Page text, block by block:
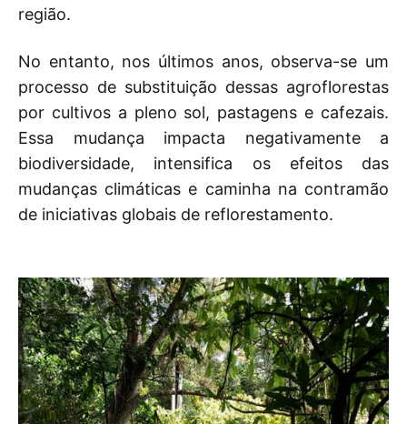
região.
No entanto, nos últimos anos, observa-se um
processo de substituição dessas agroflorestas
por cultivos a pleno sol, pastagens e cafezais.
Essa mudança impacta negativamente a
biodiversidade, intensifica os efeitos das
mudanças climáticas e caminha na contramão
de iniciativas globais de reflorestamento.